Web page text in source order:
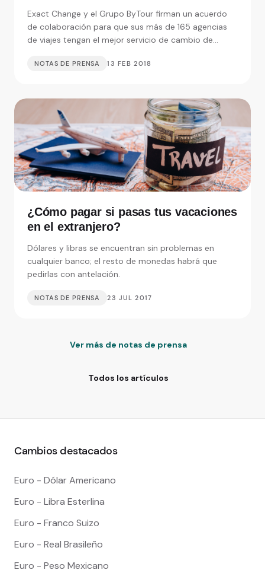
Exact Change y el Grupo ByTour firman un acuerdo
de colaboración para que sus más de 165 agencias
de viajes tengan el mejor servicio de cambio de
NOTAS DE PRENSA 13 FEB 2018
¿Cómo pagar si pasas tus vacaciones
en el extranjero?
Dólares y libras se encuentran sin problemas en
cualquier banco; el resto de monedas habrá que
pedirlas con antelación.
NOTAS DE PRENSA 23 JUL 2017
Ver más de notas de prensa
Todos los artículos
Cambios destacados
Euro - Dólar Americano
Euro - Libra Esterlina
Euro - Franco Suizo
Euro - Real Brasileño
Euro - Peso Mexicano